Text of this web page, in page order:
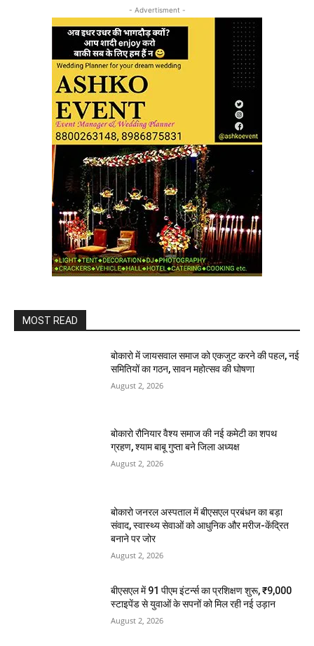
- Advertisment -
MOST READ
बोकारो में जायसवाल समाज को एकजुट करने की पहल, नई
समितियों का गठन, सावन महोत्सव की घोषणा
August 2, 2026
बोकारो रौनियार वैश्य समाज की नई कमेटी का शपथ
ग्रहण, श्याम बाबू गुप्ता बने जिला अध्यक्ष
August 2, 2026
बोकारो जनरल अस्पताल में बीएसएल प्रबंधन का बड़ा
संवाद, स्वास्थ्य सेवाओं को आधुनिक और मरीज-केंद्रित
बनाने पर जोर
August 2, 2026
बीएसएल में 91 पीएम इंटर्न्स का प्रशिक्षण शुरू, ₹9,000
स्टाइपेंड से युवाओं के सपनों को मिल रही नई उड़ान
August 2, 2026